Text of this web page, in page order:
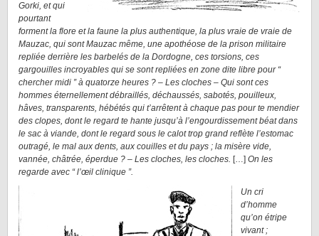
Gorki, et qui
pourtant
forment la flore et la faune la plus authentique, la plus vraie de vraie de
Mauzac, qui sont Mauzac même, une apothéose de la prison militaire
repliée derrière les barbelés de la Dordogne, ces torsions, ces
gargouilles incroyables qui se sont repliées en zone dite libre pour “
chercher midi ” à quatorze heures ? – Les cloches – Qui sont ces
hommes éternellement débraillés, déchaussés, sabotés, pouilleux,
hâves, transparents, hébétés qui t’arrêtent à chaque pas pour te mendier
des clopes, dont le regard te hante jusqu’à l’engourdissement béat dans
le sac à viande, dont le regard sous le calot trop grand reflète l’estomac
outragé, le mal aux dents, aux couilles et du pays ; la misère vide,
vannée, châtrée, éperdue ? – Les cloches, les cloches. […] On les
regarde avec “ l’œil clinique ”.
Un cri
d’homme
qu’on étripe
vivant ;